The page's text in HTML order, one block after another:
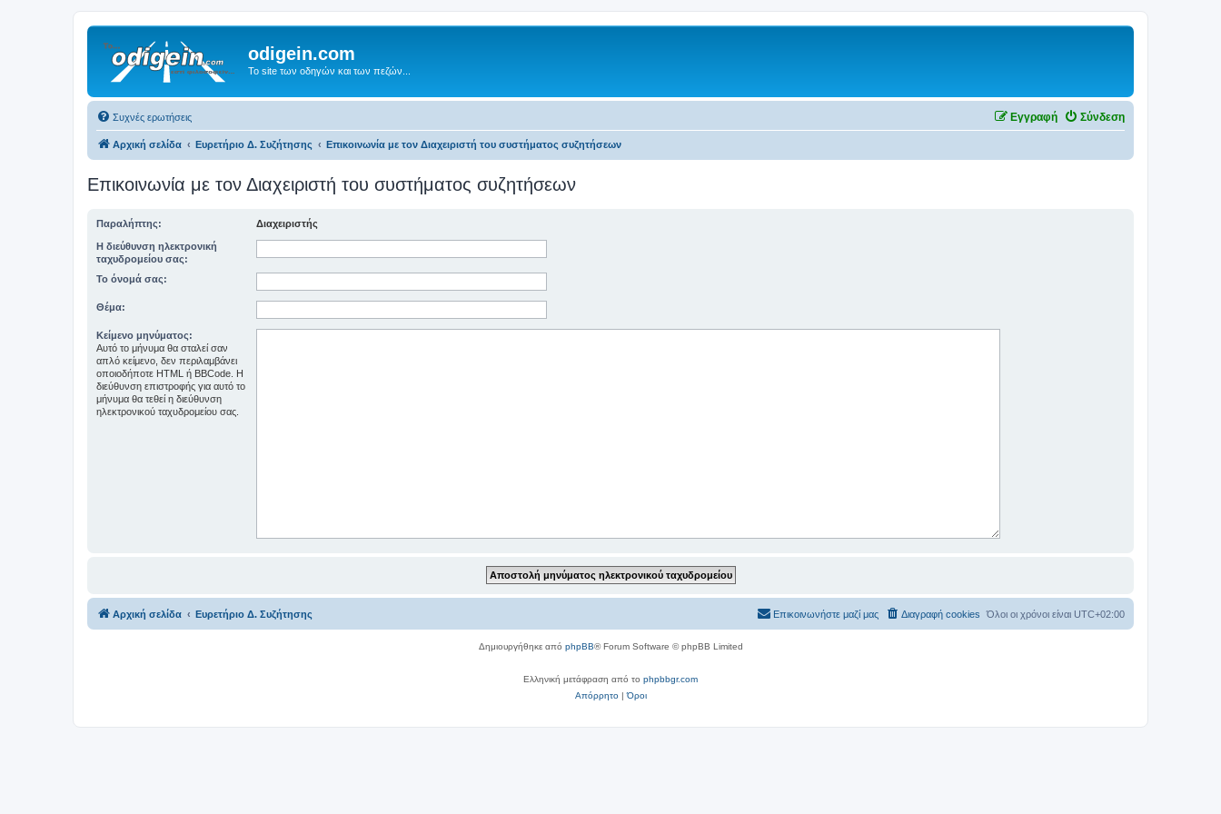
odigein.com
Το site των οδηγών και των πεζών...
Συχνές ερωτήσεις Σύνδεση
Εγγραφή
Αρχική σελίδα Ευρετήριο Δ. Συζήτησης Επικοινωνία με τον Διαχειριστή του συστήματος συζητήσεων
Επικοινωνία με τον Διαχειριστή του συστήματος συζητήσεων
Παραλήπτης: Διαχειριστής
Η διεύθυνση ηλεκτρονική
ταχυδρομείου σας:
Το όνομά σας:
Θέμα:
Κείμενο μηνύματος:
Αυτό το μήνυμα θα σταλεί σαν
απλό κείμενο, δεν περιλαμβάνει
οποιοδήποτε HTML ή BBCode. Η
διεύθυνση επιστροφής για αυτό το
μήνυμα θα τεθεί η διεύθυνση
ηλεκτρονικού ταχυδρομείου σας.
Αρχική σελίδα Ευρετήριο Δ. Συζήτησης Όλοι οι χρόνοι είναι UTC+02:00
Διαγραφή cookies
Επικοινωνήστε μαζί μας
Δημιουργήθηκε από phpBB® Forum Software © phpBB Limited
Ελληνική μετάφραση από το phpbbgr.com
Απόρρητο|Όροι